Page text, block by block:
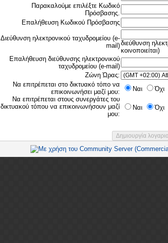
Παρακαλούμε επιλέξτε Κωδικό
Πρόσβασης.
Επαλήθευση Κωδικού Πρόσβασης
Διεύθυνση ηλεκτρονικού ταχυδρομείου (e-
mail)διεύθυνση
κοινοποιείται)
Επαλήθευση διεύθυνσης ηλεκτρονικού
ταχυδρομείου (e-mail)
Ζώνη Ώρας:
Να επιτρέπεται στο δικτυακό τόπο να
επικοινωνήσει μαζί μου:
Ναι
Όχι
Να επιτρέπεται στους συνεργάτες του
δικτυακού τόπου να επικοινωνήσουν μαζί
μου:
Ναι Όχι